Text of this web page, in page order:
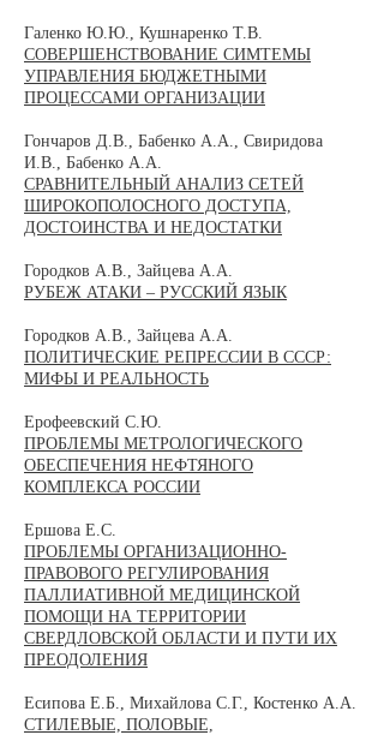
Галенко Ю.Ю., Кушнаренко Т.В.
СОВЕРШЕНСТВОВАНИЕ СИМТЕМЫ
УПРАВЛЕНИЯ БЮДЖЕТНЫМИ
ПРОЦЕССАМИ ОРГАНИЗАЦИИ
Гончаров Д.В., Бабенко А.А., Свиридова
И.В., Бабенко А.А.
СРАВНИТЕЛЬНЫЙ АНАЛИЗ СЕТЕЙ
ШИРОКОПОЛОСНОГО ДОСТУПА,
ДОСТОИНСТВА И НЕДОСТАТКИ
Городков А.В., Зайцева А.А.
РУБЕЖ АТАКИ – РУССКИЙ ЯЗЫК
Городков А.В., Зайцева А.А.
ПОЛИТИЧЕСКИЕ РЕПРЕССИИ В СССР:
МИФЫ И РЕАЛЬНОСТЬ
Ерофеевский С.Ю.
ПРОБЛЕМЫ МЕТРОЛОГИЧЕСКОГО
ОБЕСПЕЧЕНИЯ НЕФТЯНОГО
КОМПЛЕКСА РОССИИ
Ершова Е.С.
ПРОБЛЕМЫ ОРГАНИЗАЦИОННО-
ПРАВОВОГО РЕГУЛИРОВАНИЯ
ПАЛЛИАТИВНОЙ МЕДИЦИНСКОЙ
ПОМОЩИ НА ТЕРРИТОРИИ
СВЕРДЛОВСКОЙ ОБЛАСТИ И ПУТИ ИХ
ПРЕОДОЛЕНИЯ
Есипова Е.Б., Михайлова С.Г., Костенко А.А.
СТИЛЕВЫЕ, ПОЛОВЫЕ,